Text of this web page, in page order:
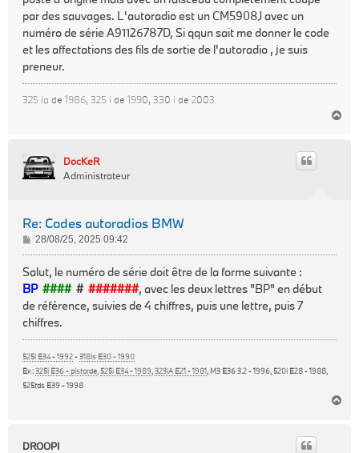
par des sauvages. L'autoradio est un CM5908J avec un
numéro de série A91126787D, Si qqun sait me donner le code
et les affectations des fils de sortie de l'autoradio , je suis
preneur.
325 ia de 1986, 325 i de 1990, 330 i de 2003
DocKeR
Administrateur
Re: Codes autoradios BMW
M
e
s
a
g
e
28/08/25, 2025 09:42
Salut, le numéro de série doit être de la forme suivante :
BP ##### #######, avec les deux lettres "BP" en début
de référence, suivies de 4 chiffres, puis une lettre, puis 7
chiffres.
525i E34 - 1992-318is E30 - 1990
Ex :325i E36 - pistarde, 525i E34 - 1989,323iA E21 - 1981, M3 E36 3.2 - 1996, 520i E28 - 1988,
525tds E39 - 1998
DROOPI